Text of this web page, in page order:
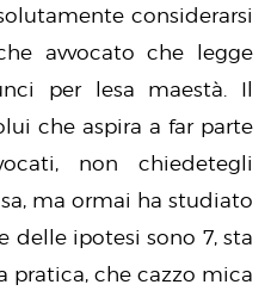
considerarsi
avvocato che legge
per lesa maestà. Il
che aspira a far parte
non chiedetegli
ma ormai ha studiato
delle ipotesi sono 7, sta
pratica, che cazzo mica